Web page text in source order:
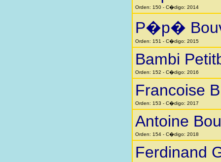
Orden: 150 - C�digo: 2014
P�p�
Orden: 151 - C�digo: 2015
Bambi
Orden: 152 - C�digo: 2016
Francoise
Orden: 153 - C�digo: 2017
Antoine
Orden: 154 - C�digo: 2018
Ferdinand